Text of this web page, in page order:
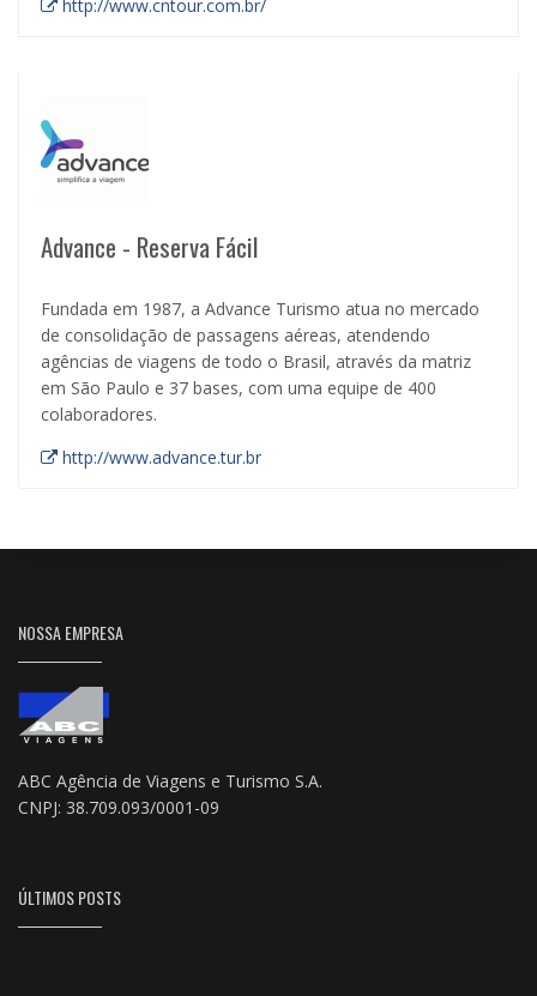
http://www.cntour.com.br/
Advance - Reserva Fácil
Fundada em 1987, a Advance Turismo atua no mercado
de consolidação de passagens aéreas, atendendo
agências de viagens de todo o Brasil, através da matriz
em São Paulo e 37 bases, com uma equipe de 400
colaboradores.
http://www.advance.tur.br
NOSSA EMPRESA
ABC Agência de Viagens e Turismo S.A.
CNPJ: 38.709.093/0001-09
ÚLTIMOS POSTS